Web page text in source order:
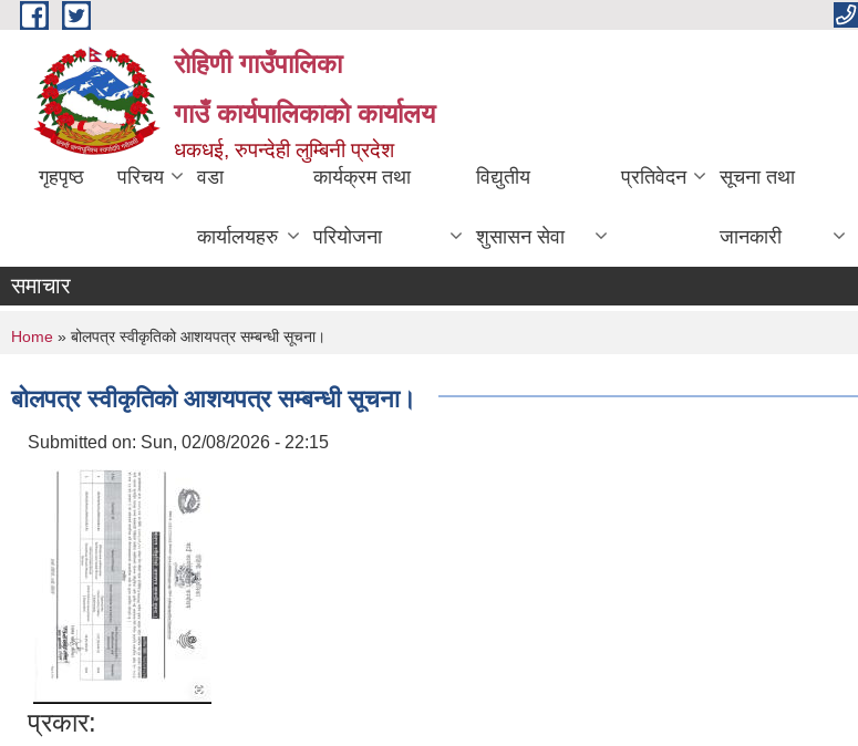
Skip to main content
रोहिणी गाउँपालिका
गाउँ कार्यपालिकाको कार्यालय
धकधई, रुपन्देही लुम्बिनी प्रदेश
गृहपृष्ठ परिचय वडा
कार्यालयहरु
कार्यक्रम तथा
परियोजना
विद्युतीय
शुसासन सेवा
प्रतिवेदन सूचना तथा
जानकारी
समाचार
You are here
Home » बोलपत्र स्वीकृतिको आशयपत्र सम्बन्धी सूचना।
बोलपत्र स्वीकृतिको आशयपत्र सम्बन्धी सूचना।
Submitted on: Sun, 02/08/2026 - 22:15
प्रकार: